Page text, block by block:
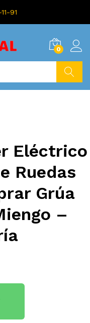
91
0
Eléctrico
Ruedas
Grúa
–